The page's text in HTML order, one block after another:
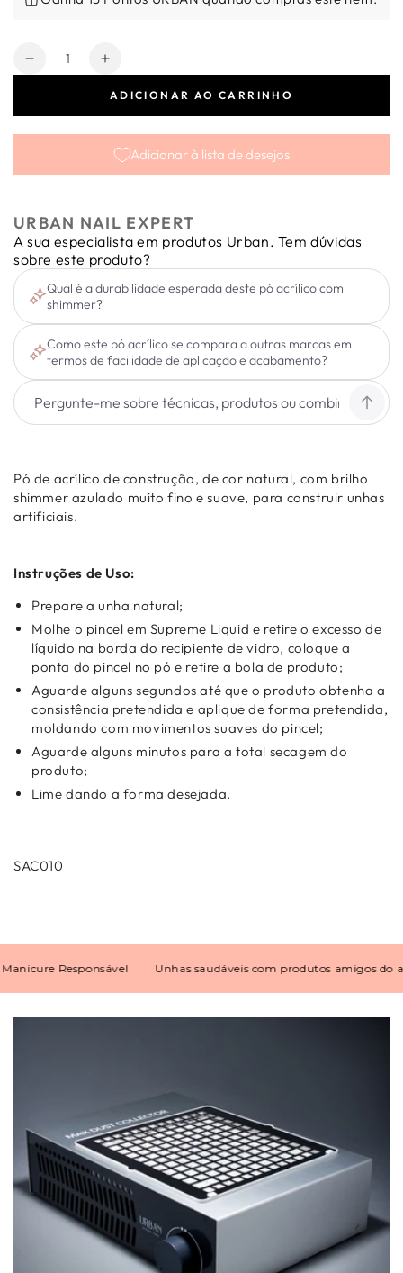
Quantidade
Diminuir
Shimmer
45gr
Aumentar
quantidade
Powder
Shimmer
45gr
ADICIONAR AO CARRINHO
Adicionar à lista de desejos
URBAN NAIL EXPERT
A sua especialista em produtos Urban. Tem dúvidas
sobre este produto?
Qual é a durabilidade esperada deste pó acrílico com
shimmer?
Como este pó acrílico se compara a outras marcas em
termos de facilidade de aplicação e acabamento?
Pó de acrílico de construção, de cor natural, com brilho
shimmer azulado muito fino e suave, para construir unhas
artificiais.
Instruções de Uso:
Prepare a unha natural;
Molhe o pincel em Supreme Liquid e retire o excesso de
líquido na borda do recipiente de vidro, coloque a
ponta do pincel no pó e retire a bola de produto;
Aguarde alguns segundos até que o produto obtenha a
consistência pretendida e aplique de forma pretendida,
moldando com movimentos suaves do pincel;
Aguarde alguns minutos para a total secagem do
produto;
Lime dando a forma desejada.
SAC010
Responsável Unhas saudáveis com produtos amigos do